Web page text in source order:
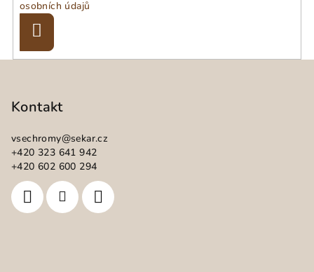
osobních údajů
Kontakt
vsechromy@sekar.cz
+420 323 641 942
+420 602 600 294